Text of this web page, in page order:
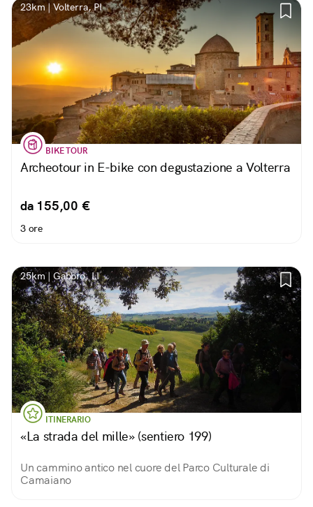
23km | Volterra, PI
BIKE TOUR
Archeotour in E-bike con degustazione a Volterra
da 155,00 €
3 ore
25km | Gabbro, LI
ITINERARIO
«La strada del mille» (sentiero 199)
Un cammino antico nel cuore del Parco Culturale di
Camaiano